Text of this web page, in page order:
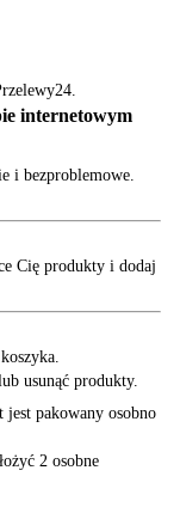
internetowym
i bezproblemowe.
Cię produkty i dodaj
usunąć produkty.
jest pakowany osobno
2 osobne